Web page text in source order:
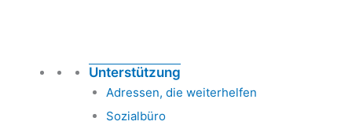
Unterstützung
Adressen, die weiterhelfen
Sozialbüro